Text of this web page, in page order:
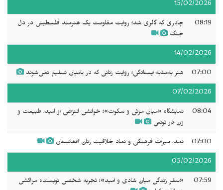
15/02/2026
08:19
چادری که گالری شد؛ روایت مقاومت یک هنرمند فلسطینی در دل
جنگ
14/02/2026
07:00 هنر به‌مثابه ایستادگی؛ روایت زنانی که در بامیان تسلیم نمی‌شوند
07/02/2026
08:04
نمایشگاه «میان مرئی و سکوت»؛ خوانشی انتزاعی از امید، طبیعت و
زن در تونس
07:00 نمد، میراث فرهنگی و نماد خلاقیت زنان افغانستان
05/02/2026
07:59
«سفر زندگی میان شادی و امید»؛ تجربه شخصی نویسنده مراکشی